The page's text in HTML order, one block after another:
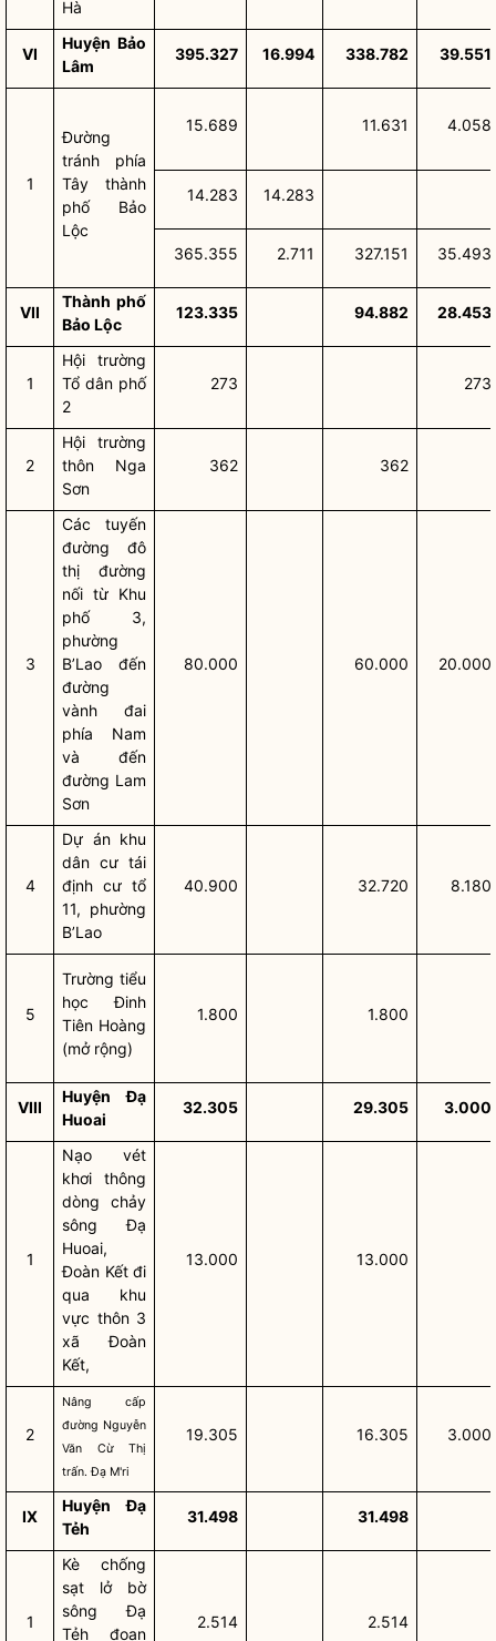
Hà
VI
Huyện Bảo
Lâm
395.327 16.994 338.782 39.551
1
Đường
tránh phía
Tây thành
phố Bảo
Lộc
15.689 11.631 4.058
14.283 14.283
365.355 2.711 327.151 35.493
VII
Thành phố
Bảo Lộc
123.335 94.882 28.453
1
Hội trường
Tổ dân phố
2
273 273
2
Hội trường
thôn Nga
Sơn
362 362
3
Các tuyến
đường đô
thị đường
nối từ Khu
phố 3,
phường
B’Lao đến
đường
vành đai
phía Nam
và đến
đường Lam
Sơn
80.000 60.000 20.000
4
Dự án khu
dân cư tái
định cư tổ
11, phường
B’Lao
40.900 32.720 8.180
5
Trường tiểu
học Đinh
Tiên Hoàng
(mở rộng)
1.800 1.800
VIII
Huyện Đạ
Huoai
32.305 29.305 3.000
1
Nạo vét
khơi thông
dòng chảy
sông Đạ
Huoai,
Đoàn Kết đi
qua khu
vực thôn 3
xã Đoàn
Kết,
13.000 13.000
2
Nâng cấp
đường Nguyễn
Văn Cừ Thị
trấn. Đạ M'ri
19.305 16.305 3.000
IX
Huyện Đạ
Tẻh
31.498 31.498
1
Kè chống
sạt lở bờ
sông Đạ
Tẻh đoạn
2.514 2.514